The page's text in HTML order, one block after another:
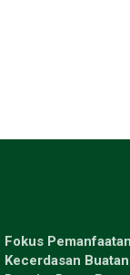
Fokus Pemanfaatan
Kecerdasan